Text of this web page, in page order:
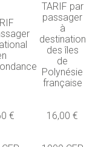
TARIF par
passager
à
destination
des îles
de
Polynésie
française
€ 16,00 €